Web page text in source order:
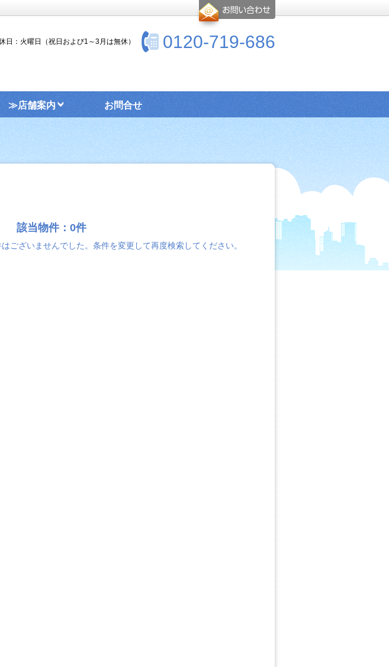
0120-719-686
日：火曜日（祝日および1～3月は無休）
≫店舗案内 お問合せ
該当物件：0件
ございませんでした。条件を変更して再度検索してください。